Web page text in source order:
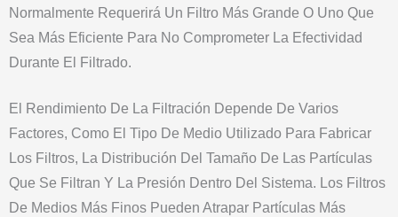
Normalmente Requerirá Un Filtro Más Grande O Uno Que
Sea Más Eficiente Para No Comprometer La Efectividad
Durante El Filtrado.
El Rendimiento De La Filtración Depende De Varios
Factores, Como El Tipo De Medio Utilizado Para Fabricar
Los Filtros, La Distribución Del Tamaño De Las Partículas
Que Se Filtran Y La Presión Dentro Del Sistema. Los Filtros
De Medios Más Finos Pueden Atrapar Partículas Más